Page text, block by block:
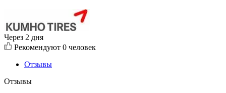
Через 2 дня
Рекомендуют 0 человек
Отзывы
Отзывы